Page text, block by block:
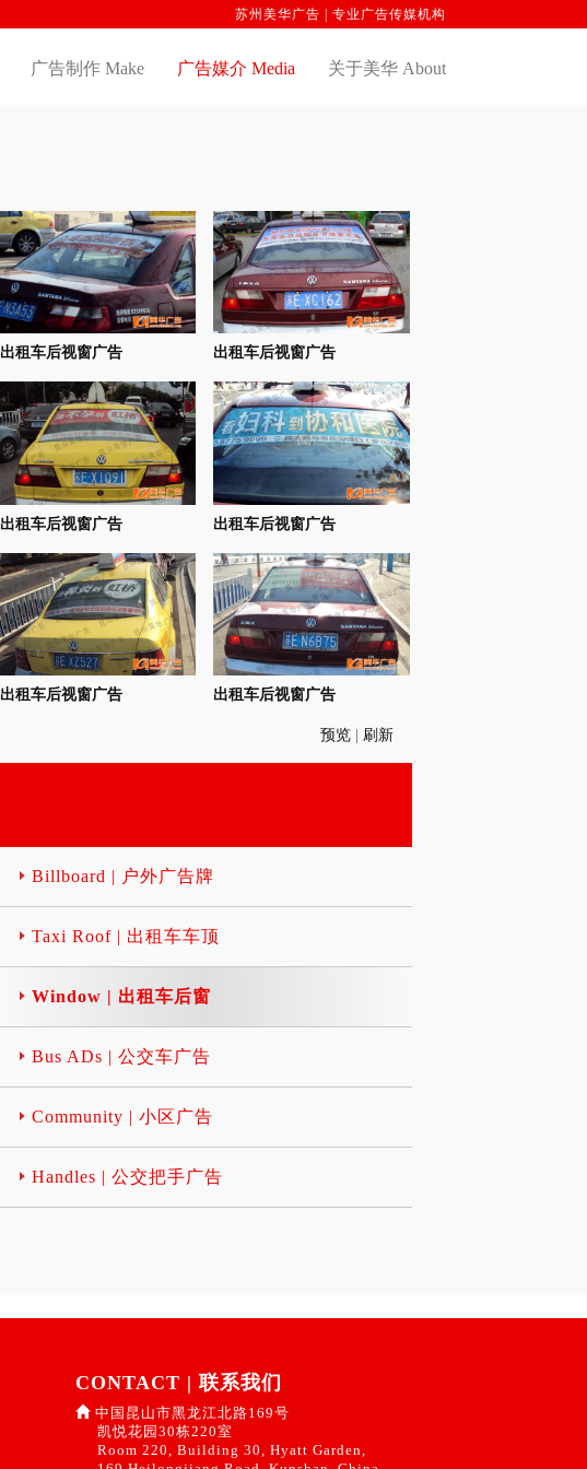
苏州美华广告 | 专业广告传媒机构
广告制作 Make 广告媒介 Media 关于美华 About
出租车后视窗广告 出租车后视窗广告
出租车后视窗广告 出租车后视窗广告
出租车后视窗广告 出租车后视窗广告
预览 刷新
Billboard | 户外广告牌
Taxi Roof | 出租车车顶
Window | 出租车后窗
Bus ADs | 公交车广告
Community | 小区广告
Handles | 公交把手广告
CONTACT | 联系我们
中国昆山市黑龙江北路169号
凯悦花园30栋220室
Room 220, Building 30, Hyatt Garden,